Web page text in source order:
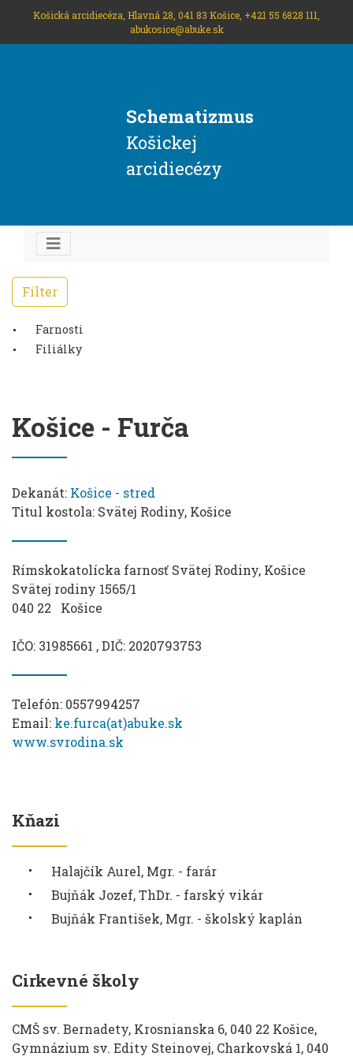
Košická arcidiecéza, Hlavná 28, 041 83 Košice, +421 55 6828 111,
abukosice@abuke.sk
Schematizmus
Košickej
arcidiecézy
Filter
Farnosti
Filiálky
Košice - Furča
Dekanát: Košice - stred
Titul kostola: Svätej Rodiny, Košice
Rímskokatolícka farnosť Svätej Rodiny, Košice
Svätej rodiny 1565/1
040 22 Košice
IČO: 31985661 , DIČ: 2020793753
Telefón: 0557994257
Email: ke.furca(at)abuke.sk
www.svrodina.sk
Kňazi
Halajčík Aurel, Mgr. - farár
Bujňák Jozef, ThDr. - farský vikár
Bujňák František, Mgr. - školský kaplán
Cirkevné školy
CMŠ sv. Bernadety, Krosnianska 6, 040 22 Košice,
Gymnázium sv. Edity Steinovej, Charkovská 1, 040